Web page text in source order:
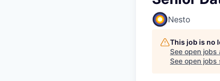
Nesto
This job is no
See open jobs
See open jobs